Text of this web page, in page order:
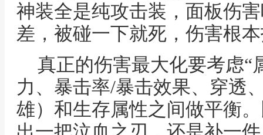
神装全是纯攻击装，面板伤
差，被碰一下就死，伤害根
真正的伤害最大化要考虑“
力、暴击率/暴击效果、穿透
雄）和生存属性之间做平衡